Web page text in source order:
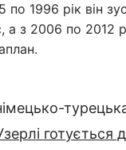
1996 рік він
а з 2006 по 2012
готується